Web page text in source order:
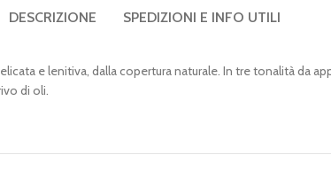
DESCRIZIONE SPEDIZIONI E INFO UTILI
e lenitiva, dalla copertura naturale. In tre tonalità da
di oli.